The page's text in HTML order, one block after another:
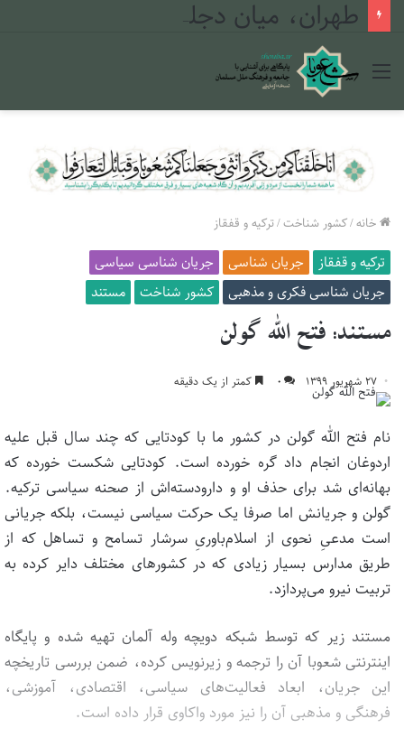
طهران، میان دجله و فرات
منو
خانه/کشور شناخت/ترکیه و قفقاز
ترکیه و قفقاز جریان شناسی
جریان شناسی سیاسی
جریان شناسی فکری و مذهبی
کشور شناخت مستند
مستند: فتح الله گولن
۲۷ شهریور ۱۳۹۹ ۰ کمتر از یک دقیقه
نام فتح الله گولن در کشور ما با کودتایی که چند سال قبل علیه
اردوغان انجام داد گره خورده است. کودتایی شکست خورده که
بهانه‌ای شد برای حذف او و دارودسته‌اش از صحنه سیاسی ترکیه.
گولن و جریانش اما صرفا یک حرکت سیاسی نیست، بلکه جریانی
است مدعیِ نحوی از اسلام‌باوریِ سرشار تسامح و تساهل که از
طریق مدارس بسیار زیادی که در کشورهای مختلف دایر کرده به
تربیت نیرو می‌پردازد.
مستند زیر که توسط شبکه دویچه وله آلمان تهیه شده و پایگاه
اینترنتی شعوبا آن را ترجمه و زیرنویس کرده، ضمن بررسی تاریخچه
این جریان، ابعاد فعالیت‌های سیاسی، اقتصادی، آموزشی،
فرهنگی و مذهبی آن را نیز مورد واکاوی قرار داده است.